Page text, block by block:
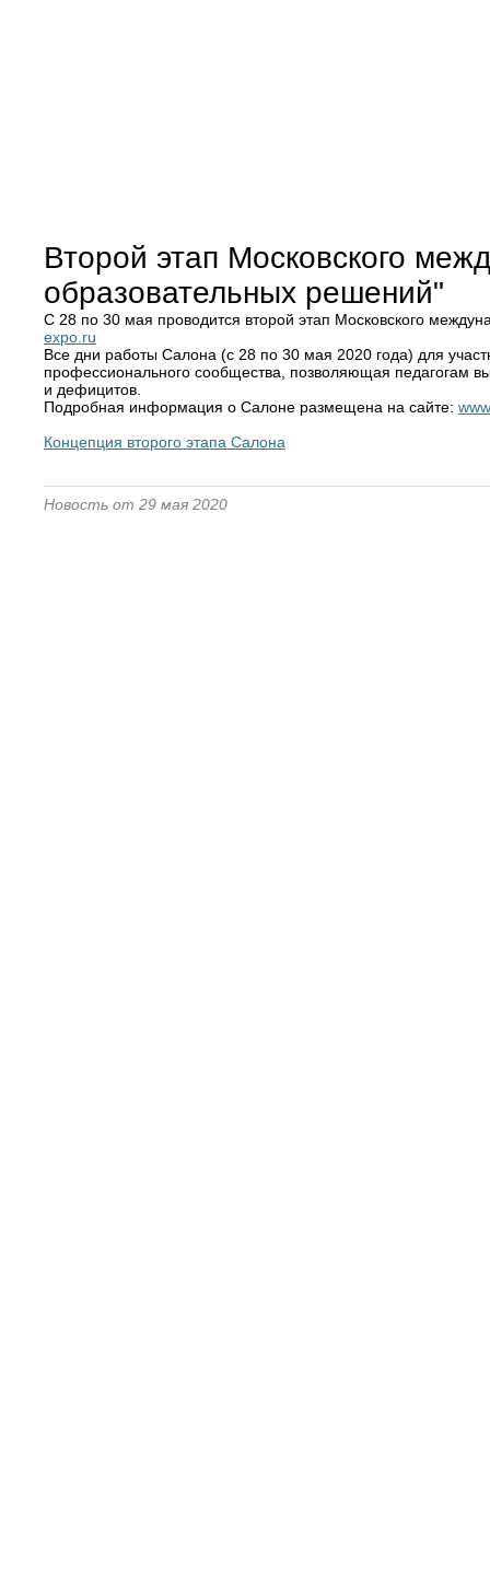
Второй этап Московского
образовательных решений"
С 28 по 30 мая проводится второй этап Московского
expo.ru
Все дни работы Салона (с 28 по 30 мая 2020 года) для
профессионального сообщества, позволяющая педагогам
и дефицитов.
Подробная информация о Салоне размещена на сайте:
Концепция второго этапа Салона
Новость от 29 мая 2020